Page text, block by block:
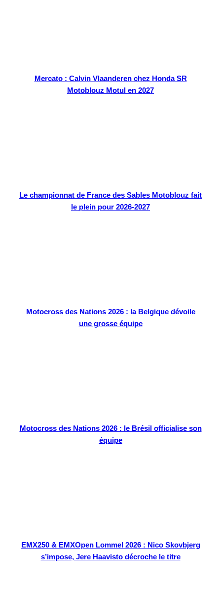
Mercato : Calvin Vlaanderen chez Honda SR
Motoblouz Motul en 2027
Le championnat de France des Sables Motoblouz fait
le plein pour 2026-2027
Motocross des Nations 2026 : la Belgique dévoile
une grosse équipe
Motocross des Nations 2026 : le Brésil officialise son
équipe
EMX250 & EMXOpen Lommel 2026 : Nico Skovbjerg
s’impose, Jere Haavisto décroche le titre